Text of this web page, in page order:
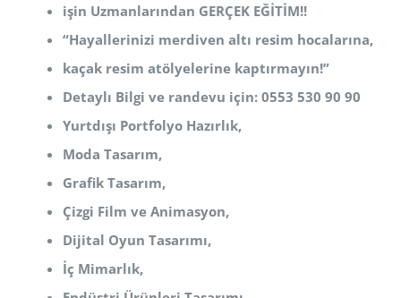
işin Uzmanlarından GERÇEK EĞİTİM!!
“Hayallerinizi merdiven altı resim hocalarına,
kaçak resim atölyelerine kaptırmayın!”
Detaylı Bilgi ve randevu için: 0553 530 90 90
Yurtdışı Portfolyo Hazırlık,
Moda Tasarım,
Grafik Tasarım,
Çizgi Film ve Animasyon,
Dijital Oyun Tasarımı,
İç Mimarlık,